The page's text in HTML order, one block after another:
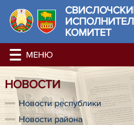
КОМИТЕТ
НОВОСТИ
Новости республики
Новости района